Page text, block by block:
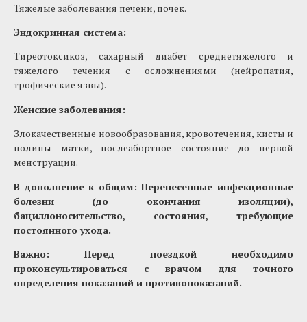
Тяжелые заболевания печени, почек.
Эндокринная система:
Тиреотоксикоз, сахарный диабет среднетяжелого и
тяжелого течения с осложнениями (нейропатия,
трофические язвы).
Женские заболевания:
Злокачественные новообразования, кровотечения, кисты и
полипы матки, послеабортное состояние до первой
менструации.
В дополнение к общим: Перенесенные инфекционные
болезни (до окончания изоляции),
бациллоносительство, состояния, требующие
постоянного ухода.
Важно: Перед поездкой необходимо
проконсультироваться с врачом для точного
определения показаний и противопоказаний.